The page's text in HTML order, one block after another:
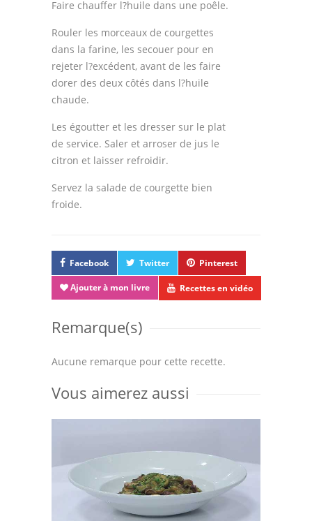
Forum
Thèmes
Espace Personnel
Faire chauffer l?huile dans une poêle.
Rouler les morceaux de courgettes
dans la farine, les secouer pour en
rejeter l?excédent, avant de les faire
dorer des deux côtés dans l?huile
chaude.
Les égoutter et les dresser sur le plat
de service. Saler et arroser de jus le
citron et laisser refroidir.
Servez la salade de courgette bien
froide.
Facebook Twitter Pinterest
Ajouter à mon livre Recettes en vidéo
Remarque(s)
Aucune remarque pour cette recette.
Vous aimerez aussi